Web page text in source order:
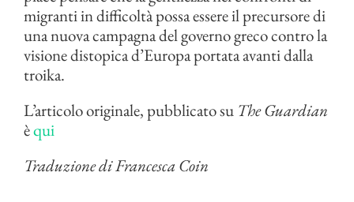
migranti in difficoltà possa essere il precursore di
una nuova campagna del governo greco contro la
visione distopica d’Europa portata avanti dalla
troika.
L’articolo originale, pubblicato su The Guardian
èqui
Traduzione di Francesca Coin